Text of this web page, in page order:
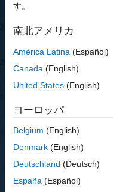
よ
無
価
ご質問はありま
す。
南北アメリカ
América Latina (Español)
Canada (English)
United States (English)
ヨーロッパ
Belgium (English)
Denmark (English)
Deutschland (Deutsch)
España (Español)